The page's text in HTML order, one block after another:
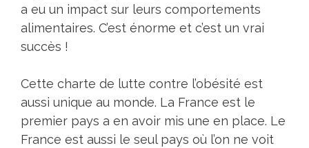
a eu un impact sur leurs comportements
alimentaires. C’est énorme et c’est un vrai
succès !
Cette charte de lutte contre l’obésité est
aussi unique au monde. La France est le
premier pays a en avoir mis une en place. Le
France est aussi le seul pays où l’on ne voit